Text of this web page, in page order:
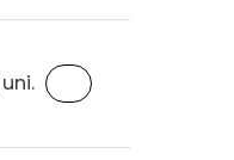
uni.